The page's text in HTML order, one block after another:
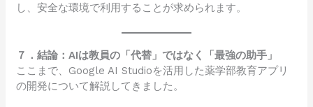
し、安全な環境で利用することが求められます。
７．結論：AIは教員の「代替」ではなく「最強の助手」
ここまで、Google AI Studioを活用した薬学部教育アプリ
の開発について解説してきました。